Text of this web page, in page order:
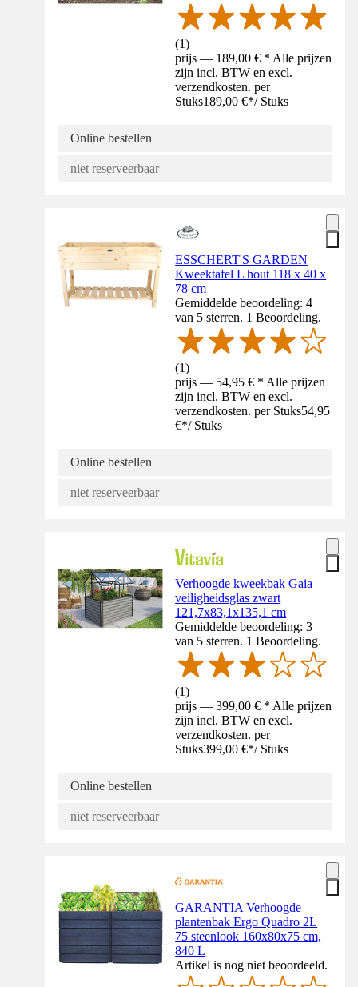
(1)
prijs — 189,00 € * Alle prijzen
zijn incl. BTW en excl.
verzendkosten. per
Stuks189,00 €*/ Stuks
Online bestellen
niet reserveerbaar
ESSCHERT'S GARDEN
Kweektafel L hout 118 x 40 x
78 cm
Gemiddelde beoordeling: 4
van 5 sterren. 1 Beoordeling.
(1)
prijs — 54,95 € * Alle prijzen
zijn incl. BTW en excl.
verzendkosten. per Stuks54,95
€*/ Stuks
Online bestellen
niet reserveerbaar
Verhoogde kweekbak Gaia
veiligheidsglas zwart
121,7x83,1x135,1 cm
Gemiddelde beoordeling: 3
van 5 sterren. 1 Beoordeling.
(1)
prijs — 399,00 € * Alle prijzen
zijn incl. BTW en excl.
verzendkosten. per
Stuks399,00 €*/ Stuks
Online bestellen
niet reserveerbaar
GARANTIA Verhoogde
plantenbak Ergo Quadro 2L
75 steenlook 160x80x75 cm,
840 L
Artikel is nog niet beoordeeld.